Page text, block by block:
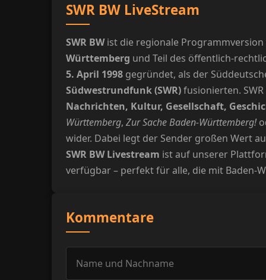
SWR BW LiveStream
SWR BWist die regionale Programmversion
Württemberg und Teil des öffentlich-
5. April 1998 gegründet, als der
Südwestrundfunk (SWR)fusionierten.
Nachrichten, Kultur, Gesellschaft,
Württemberg, Zur Sache Baden-Württemberg!
wider. Dabei legt der Sender großen Wert
SWR BW Livestream ist auf unserer
verfügbar – perfekt für alle, die mit Baden-
Kommentare